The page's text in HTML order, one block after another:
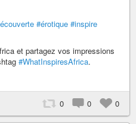
#érotique #inspire
et partagez vos impressions
#WhatInspiresAfrica.
0 0 0